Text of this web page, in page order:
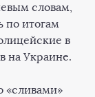
словам,
по итогам
в
на Украине.
«сливами»